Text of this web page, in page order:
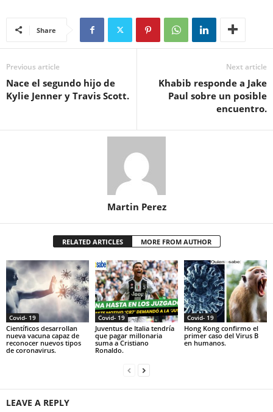
Share
Previous article
Nace el segundo hijo de
Kylie Jenner y Travis Scott.
Next article
Khabib responde a Jake
Paul sobre un posible
encuentro.
Martin Perez
RELATED ARTICLES MORE FROM AUTHOR
Covid- 19
Científicos desarrollan
nueva vacuna capaz de
reconocer nuevos tipos
de coronavirus.
Covid- 19
Juventus de Italia tendría
que pagar millonaria
suma a Cristiano
Ronaldo.
Covid- 19
Hong Kong confirmo el
primer caso del Virus B
en humanos.
LEAVE A REPLY